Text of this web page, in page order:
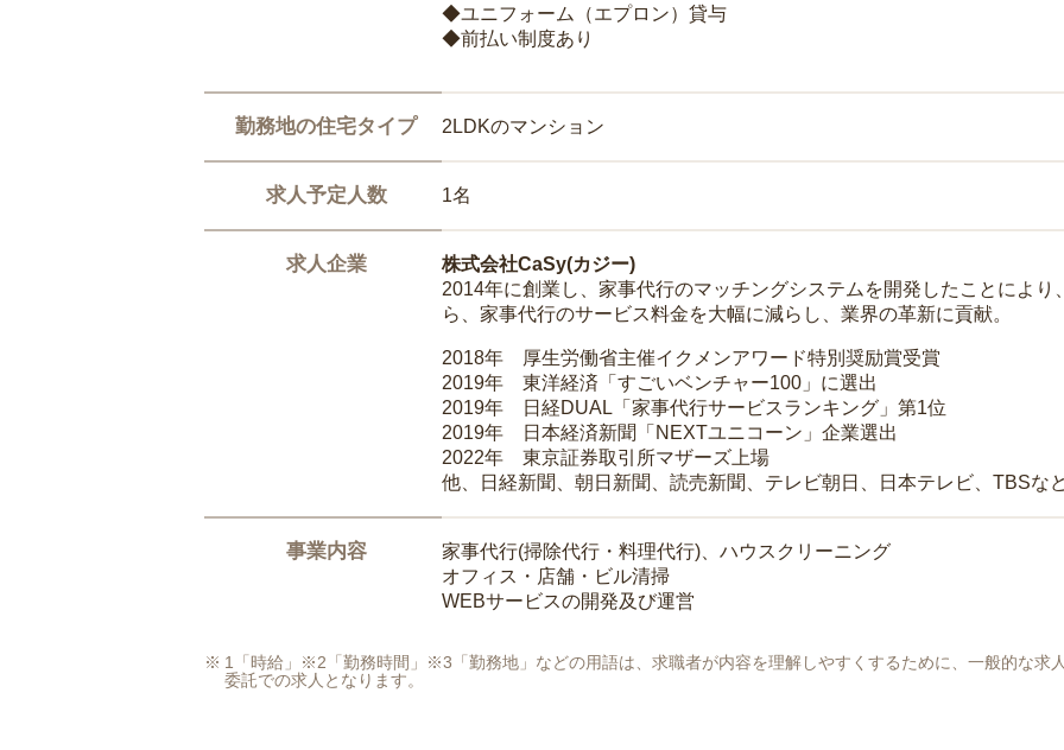
◆ユニフォーム（エプロン）貸与
◆前払い制度あり
勤務地の住宅タイプ 2LDKのマンション
求人予定人数 1名
求人企業
株式会社CaSy(カジー)
2014年に創業し、家事代行のマッチングシステムを開発したことによ
ら、家事代行のサービス料金を大幅に減らし、業界の革新に貢献。
2018年 厚生労働省主催イクメンアワード特別奨励賞受賞
2019年 東洋経済「すごいベンチャー100」に選出
2019年 日経DUAL「家事代行サービスランキング」第1位
2019年 日本経済新聞「NEXTユニコーン」企業選出
2022年 東京証券取引所マザーズ上場
他、日経新聞、朝日新聞、読売新聞、テレビ朝日、日本テレビ、TBSな
事業内容
家事代行(掃除代行・料理代行)、ハウスクリーニング
オフィス・店舗・ビル清掃
WEBサービスの開発及び運営
1「時給」※2「勤務時間」※3「勤務地」などの用語は、求職者が内容を理解しやすくするために、一般的な求
委託での求人となります。